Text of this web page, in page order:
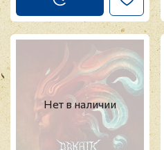
Нет в наличии